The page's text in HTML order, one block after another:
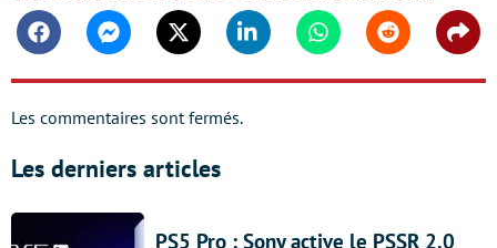
FacebookMessengerTwitter Linkedin WhatsappReddit
Les commentaires sont fermés.
Les derniers articles
PS5 Pro : Sony active le PSSR 2.0